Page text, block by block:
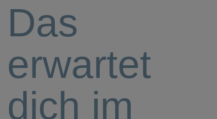
Das
erwartet
dich im